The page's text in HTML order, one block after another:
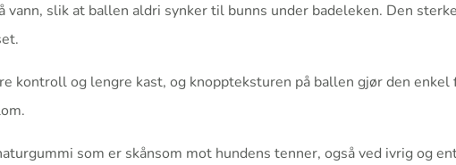
slik at ballen aldri synker til bunns under badeleken. Den
kontroll og lengre kast, og knoppteksturen på ballen gjør den enkel
som er skånsom mot hundens tenner, også ved ivrig og